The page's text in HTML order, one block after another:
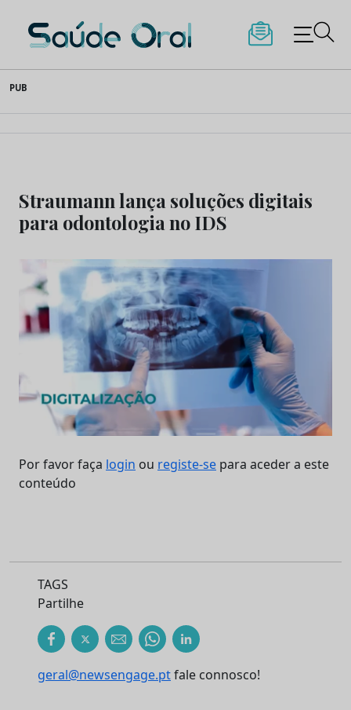
to
content
Saúde Oral
PUB
Straumann lança soluções digitais
para odontologia no IDS
Por favor faça login ou registe-se para aceder a este
conteúdo
TAGS
Partilhe
geral@newsengage.ptfale connosco!